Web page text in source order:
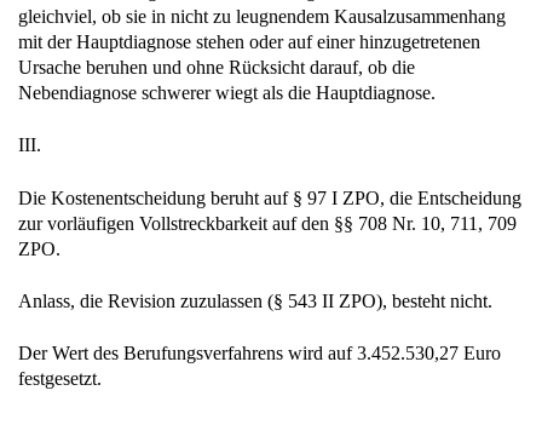
gleichviel, ob sie in nicht zu leugnendem Kausalzusammenhang
mit der Hauptdiagnose stehen oder auf einer hinzugetretenen
Ursache beruhen und ohne Rücksicht darauf, ob die
Nebendiagnose schwerer wiegt als die Hauptdiagnose.
III.
Die Kostenentscheidung beruht auf § 97 I ZPO, die Entscheidung
zur vorläufigen Vollstreckbarkeit auf den §§ 708 Nr. 10, 711, 709
ZPO.
Anlass, die Revision zuzulassen (§ 543 II ZPO), besteht nicht.
Der Wert des Berufungsverfahrens wird auf 3.452.530,27 Euro
festgesetzt.